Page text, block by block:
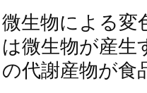
微生物による変
は微生物が産生
の代謝産物が食